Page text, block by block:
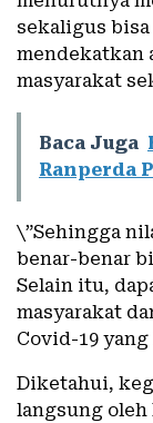
sekaligus
mendekatkan
masyarakat
Baca Juga
Ranperda
\”Sehingga
benar-benar
Selain itu,
masyarakat
Covid-19
Diketahui,
langsung